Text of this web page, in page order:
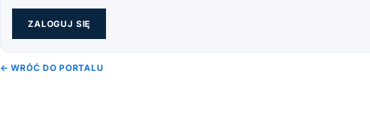
ZALOGUJ SIĘ
← WRÓĆ DO PORTALU